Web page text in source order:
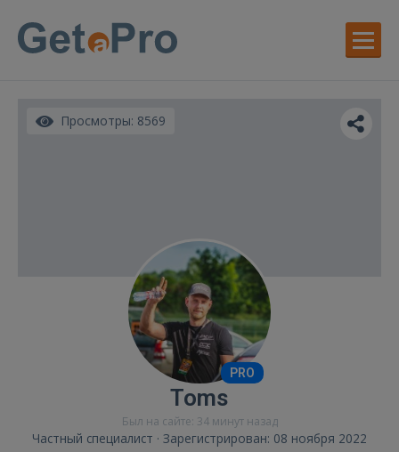
Просмотры: 8569
PRO
Toms
Был на сайте: 34 минут назад
Частный специалист · Зарегистрирован: 08 ноября 2022